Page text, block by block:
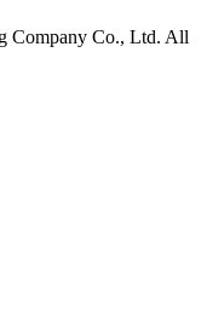
Company Co., Ltd. All